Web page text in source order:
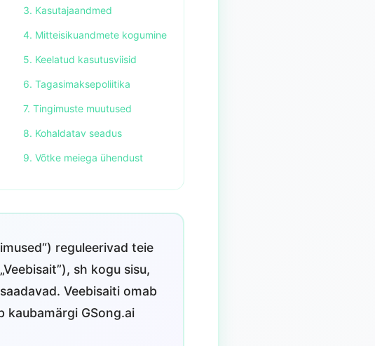
3. Kasutajaandmed
4. Mitteisikuandmete kogumine
5. Keelatud kasutusviisid
6. Tagasimaksepoliitika
7. Tingimuste muutused
8. Kohaldatav seadus
9. Võtke meiega ühendust
reguleerivad teie
sh kogu sisu,
Veebisaiti omab
kaubamärgi GSong.ai